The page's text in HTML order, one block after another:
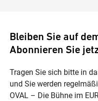
Bleiben Sie auf
Abonnieren Sie
Tragen Sie sich bitte in
und Sie werden
OVAL – Die Bühne im